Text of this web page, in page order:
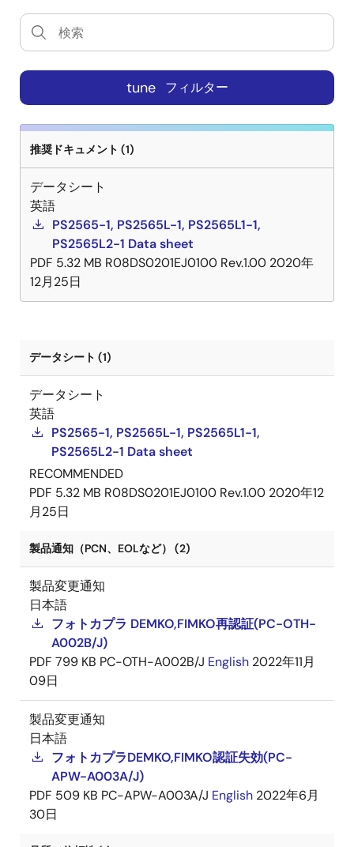
tune フィルター
推奨ドキュメント (1)
データシート
英語
PS2565-1, PS2565L-1, PS2565L1-1,
PS2565L2-1 Data sheet
PDF 5.32 MB R08DS0201EJ0100 Rev.1.00 2020年
12月25日
データシート (1)
データシート
英語
PS2565-1, PS2565L-1, PS2565L1-1,
PS2565L2-1 Data sheet
RECOMMENDED
PDF 5.32 MB R08DS0201EJ0100 Rev.1.00 2020年12
月25日
製品通知（PCN、EOLなど） (2)
製品変更通知
日本語
フォトカプラ DEMKO,FIMKO再認証(PC-OTH-
A002B/J)
PDF 799 KB PC-OTH-A002B/J English 2022年11月
09日
製品変更通知
日本語
フォトカプラDEMKO,FIMKO認証失効(PC-
APW-A003A/J)
PDF 509 KB PC-APW-A003A/J English 2022年6月
30日